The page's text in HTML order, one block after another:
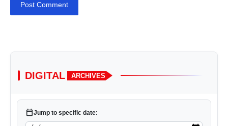
Post Comment
DIGITAL ARCHIVES
calendar_todayJump to specific date: